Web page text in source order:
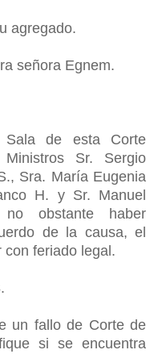
agregado.
señora Egnem.
Sala de esta Corte
Sr. Sergio
Sra. María Eugenia
H. y Sr. Manuel
obstante haber
de la causa, el
con feriado legal.
un fallo de Corte de
si se encuentra